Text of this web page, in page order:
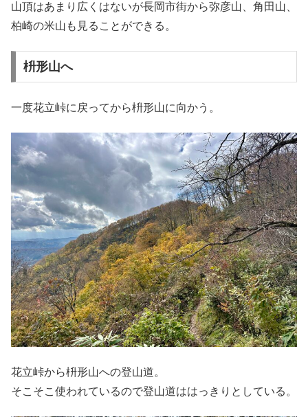
山頂はあまり広くはないが長岡市街から弥彦山、角田山、
柏崎の米山も見ることができる。
枡形山へ
一度花立峠に戻ってから枡形山に向かう。
花立峠から枡形山への登山道。
そこそこ使われているので登山道ははっきりとしている。